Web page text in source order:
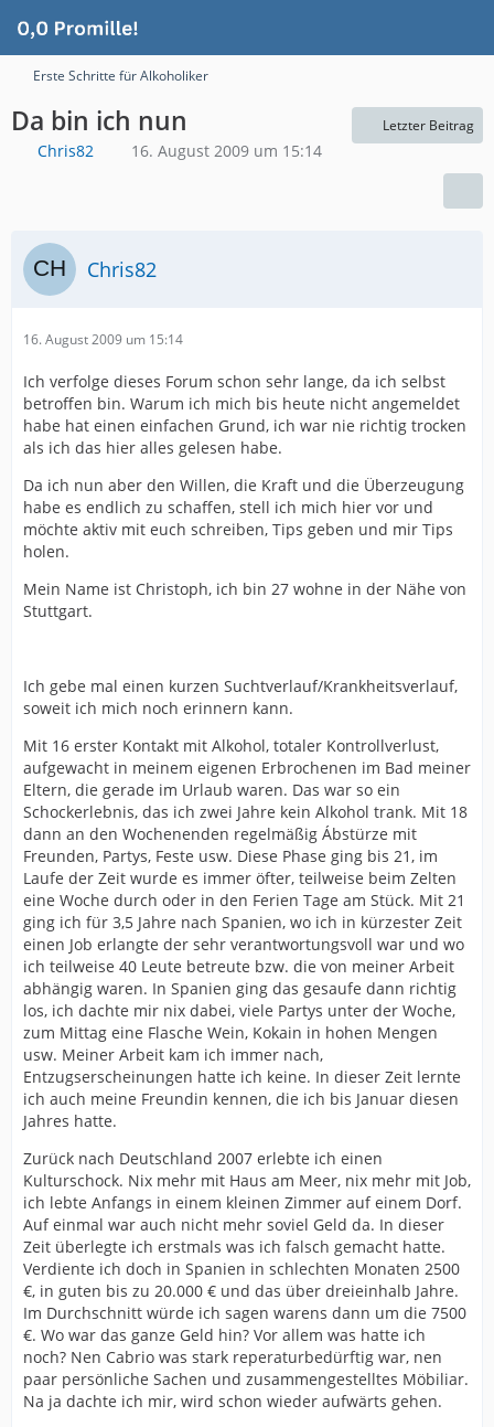
Erste Schritte für Alkoholiker
Da bin ich nun
Chris82 16. August 2009 um 15:14
Letzter Beitrag
Chris82
16. August 2009 um 15:14
Ich verfolge dieses Forum schon sehr lange, da ich selbst
betroffen bin. Warum ich mich bis heute nicht angemeldet
habe hat einen einfachen Grund, ich war nie richtig trocken
als ich das hier alles gelesen habe.
Da ich nun aber den Willen, die Kraft und die Überzeugung
habe es endlich zu schaffen, stell ich mich hier vor und
möchte aktiv mit euch schreiben, Tips geben und mir Tips
holen.
Mein Name ist Christoph, ich bin 27 wohne in der Nähe von
Stuttgart.
Ich gebe mal einen kurzen Suchtverlauf/Krankheitsverlauf,
soweit ich mich noch erinnern kann.
Mit 16 erster Kontakt mit Alkohol, totaler Kontrollverlust,
aufgewacht in meinem eigenen Erbrochenen im Bad meiner
Eltern, die gerade im Urlaub waren. Das war so ein
Schockerlebnis, das ich zwei Jahre kein Alkohol trank. Mit 18
dann an den Wochenenden regelmäßig Ábstürze mit
Freunden, Partys, Feste usw. Diese Phase ging bis 21, im
Laufe der Zeit wurde es immer öfter, teilweise beim Zelten
eine Woche durch oder in den Ferien Tage am Stück. Mit 21
ging ich für 3,5 Jahre nach Spanien, wo ich in kürzester Zeit
einen Job erlangte der sehr verantwortungsvoll war und wo
ich teilweise 40 Leute betreute bzw. die von meiner Arbeit
abhängig waren. In Spanien ging das gesaufe dann richtig
los, ich dachte mir nix dabei, viele Partys unter der Woche,
zum Mittag eine Flasche Wein, Kokain in hohen Mengen
usw. Meiner Arbeit kam ich immer nach,
Entzugserscheinungen hatte ich keine. In dieser Zeit lernte
ich auch meine Freundin kennen, die ich bis Januar diesen
Jahres hatte.
Zurück nach Deutschland 2007 erlebte ich einen
Kulturschock. Nix mehr mit Haus am Meer, nix mehr mit Job,
ich lebte Anfangs in einem kleinen Zimmer auf einem Dorf.
Auf einmal war auch nicht mehr soviel Geld da. In dieser
Zeit überlegte ich erstmals was ich falsch gemacht hatte.
Verdiente ich doch in Spanien in schlechten Monaten 2500
€, in guten bis zu 20.000 € und das über dreieinhalb Jahre.
Im Durchschnitt würde ich sagen warens dann um die 7500
€. Wo war das ganze Geld hin? Vor allem was hatte ich
noch? Nen Cabrio was stark reperaturbedürftig war, nen
paar persönliche Sachen und zusammengestelltes Möbiliar.
Na ja dachte ich mir, wird schon wieder aufwärts gehen.